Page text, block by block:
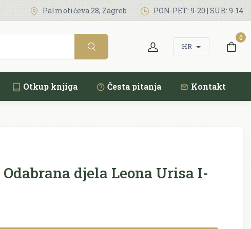
Palmotićeva 28, Zagreb PON-PET: 9-20 | SUB: 9-14
HR
0
Otkup knjiga Česta pitanja Kontakt
Odabrana djela Leona Urisa I-